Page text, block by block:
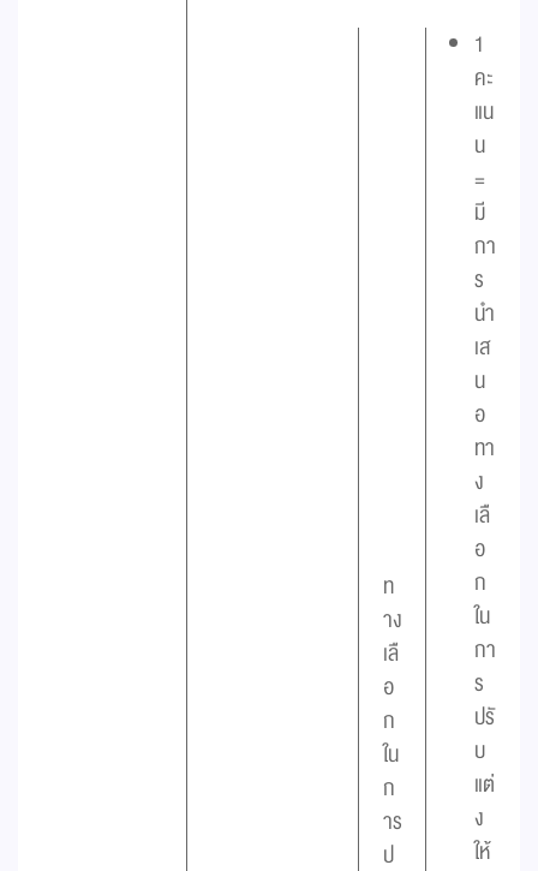
ท
าง
เลื
อ
ก
ใน
ก
าร
ป
1
คะ
แน
น
=
มี
กา
ร
นำ
เส
น
อ
ทา
ง
เลื
อ
ก
ใน
กา
ร
ปรั
บ
แต่
ง
ให้